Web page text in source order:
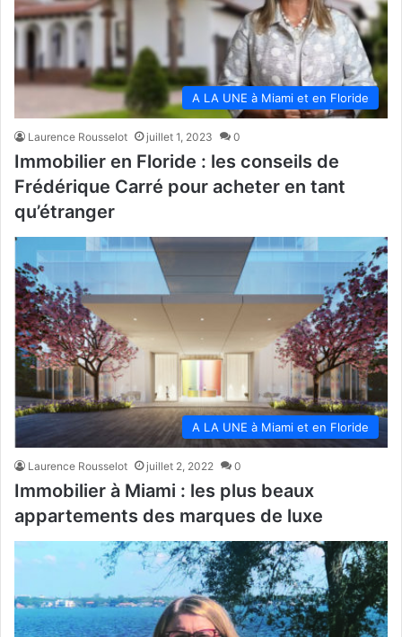
A LA UNE à Miami et en Floride
Laurence Rousselot juillet 1, 2023 0
Immobilier en Floride : les conseils de
Frédérique Carré pour acheter en tant
qu’étranger
A LA UNE à Miami et en Floride
Laurence Rousselot juillet 2, 2022 0
Immobilier à Miami : les plus beaux
appartements des marques de luxe